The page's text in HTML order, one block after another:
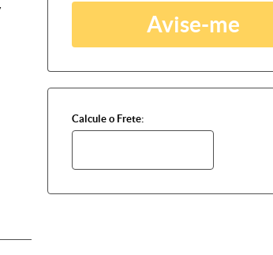
Avise-me
Calcule o Frete: